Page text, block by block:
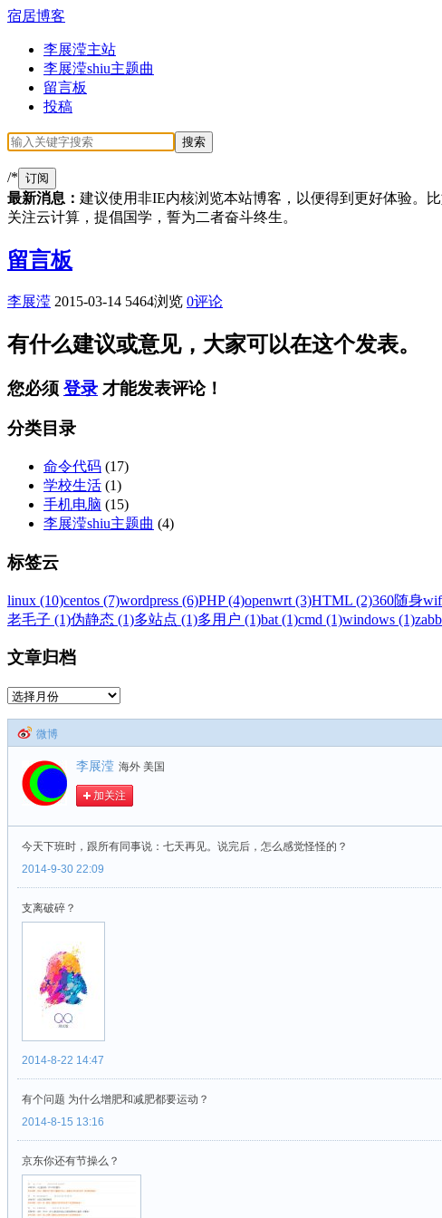
宿居博客
李展滢主站
李展滢shiu主题曲
留言板
投稿
/* 订阅
最新消息： 建议使用非IE内核浏览本站博客，以便得到更好体验。
关注云计算，提倡国学，誓为二者奋斗终生。
留言板
李展滢 2015-03-14 5464浏览 0评论
有什么建议或意见，大家可以在这个发表。
您必须 登录 才能发表评论！
分类目录
命令代码 (17)
学校生活 (1)
手机电脑 (15)
李展滢shiu主题曲 (4)
标签云
linux (10)centos (7)wordpress (6)PHP (4)openwrt (3)HTML (2)360随身
老毛子 (1)伪静态 (1)多站点 (1)多用户 (1)bat (1)cmd (1)windows (1)
文章归档